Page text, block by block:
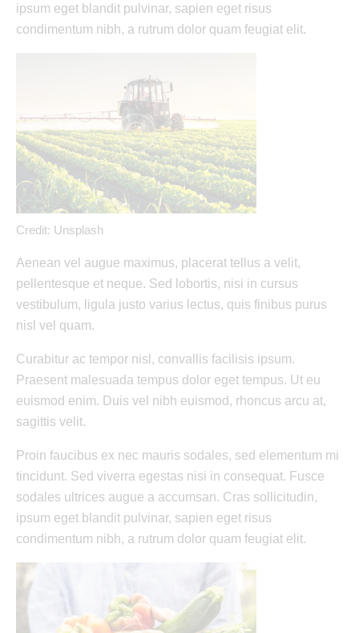
ipsum eget blandit pulvinar, sapien eget risus
condimentum nibh, a rutrum dolor quam feugiat elit.
Credit: Unsplash
Aenean vel augue maximus, placerat tellus a velit,
pellentesque et neque. Sed lobortis, nisi in cursus
vestibulum, ligula justo varius lectus, quis finibus purus
nisl vel quam.
Curabitur ac tempor nisl, convallis facilisis ipsum.
Praesent malesuada tempus dolor eget tempus. Ut eu
euismod enim. Duis vel nibh euismod, rhoncus arcu at,
sagittis velit.
Proin faucibus ex nec mauris sodales, sed elementum mi
tincidunt. Sed viverra egestas nisi in consequat. Fusce
sodales ultrices augue a accumsan. Cras sollicitudin,
ipsum eget blandit pulvinar, sapien eget risus
condimentum nibh, a rutrum dolor quam feugiat elit.